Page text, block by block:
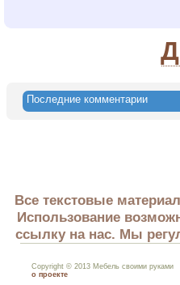
Последние комментарии
Все текстовые
Использование
ссылку на нас. Мы
Copyright © 2013 Мебель своими руками
о проекте